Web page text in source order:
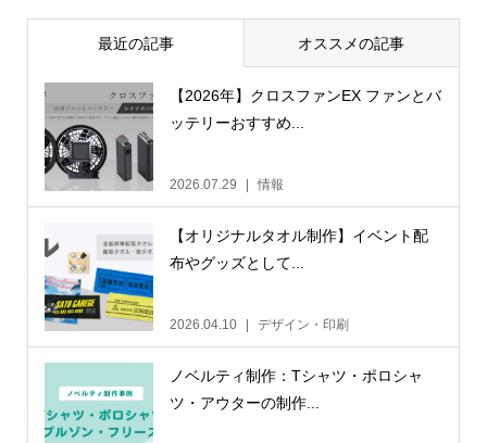
最近の記事 オススメの記事
【2026年】クロスファンEX ファンとバ
ッテリーおすすめ...
2026.07.29 情報
【オリジナルタオル制作】イベント配
布やグッズとして...
2026.04.10 デザイン・印刷
ノベルティ制作：Tシャツ・ポロシャ
ツ・アウターの制作...